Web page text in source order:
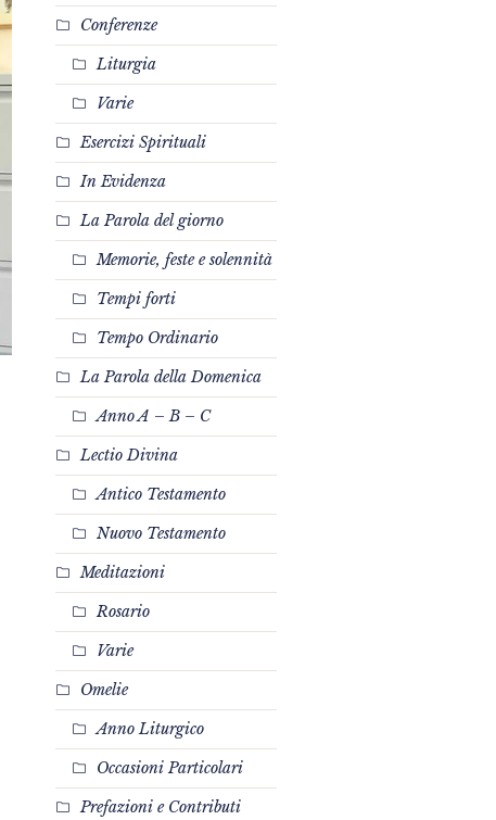
Conferenze
Liturgia
Varie
Esercizi Spirituali
In Evidenza
La Parola del giorno
Memorie, feste e solennità
Tempi forti
Tempo Ordinario
La Parola della Domenica
Anno A – B – C
Lectio Divina
Antico Testamento
Nuovo Testamento
Meditazioni
Rosario
Varie
Omelie
Anno Liturgico
Occasioni Particolari
Prefazioni e Contributi